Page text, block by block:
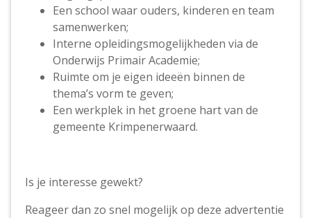
Een school waar ouders, kinderen en team
samenwerken;
Interne opleidingsmogelijkheden via de
Onderwijs Primair Academie;
Ruimte om je eigen ideeën binnen de
thema’s vorm te geven;
Een werkplek in het groene hart van de
gemeente Krimpenerwaard.
Is je interesse gewekt?
Reageer dan zo snel mogelijk op deze advertentie